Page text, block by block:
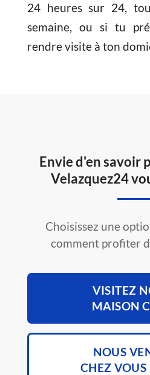
24 heures sur 24,
semaine, ou si tu
rendre visite à ton
Envie d'en savoir
Velazquez24
Choisissez une
comment profiter
VISITEZ
MAISON
NOUS
CHEZ